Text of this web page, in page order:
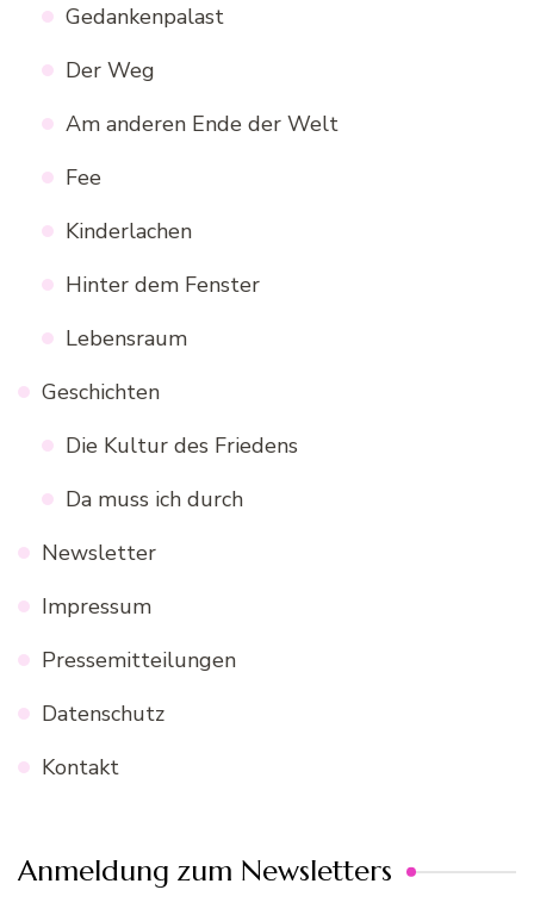
Gedankenpalast
Der Weg
Am anderen Ende der Welt
Fee
Kinderlachen
Hinter dem Fenster
Lebensraum
Geschichten
Die Kultur des Friedens
Da muss ich durch
Newsletter
Impressum
Pressemitteilungen
Datenschutz
Kontakt
Anmeldung zum Newsletters